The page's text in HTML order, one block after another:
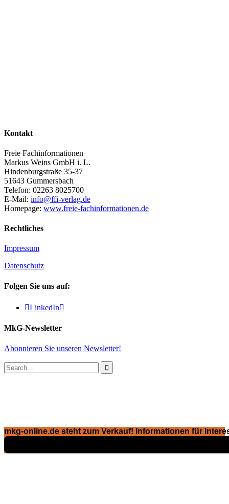
Kontakt
Freie Fachinformationen
Markus Weins GmbH i. L.
Hindenburgstraße 35-37
51643 Gummersbach
Telefon: 02263 8025700
E-Mail: info@ffi-verlag.de
Homepage: www.freie-fachinformationen.de
Rechtliches
Impressum
Datenschutz
Folgen Sie uns auf:
LinkedIn
MkG-Newsletter
Abonnieren Sie unseren Newsletter!

mkg-online.de steht zum Verkauf! Informationen für